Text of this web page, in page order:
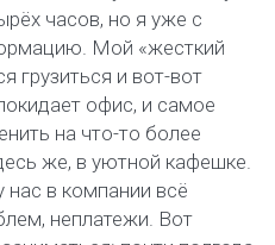
часов, но я уже с
Мой «жесткий
грузиться и вот-вот
офис, и самое
на что-то более
же, в уютной кафешке.
нас в компании всё
неплатежи. Вот